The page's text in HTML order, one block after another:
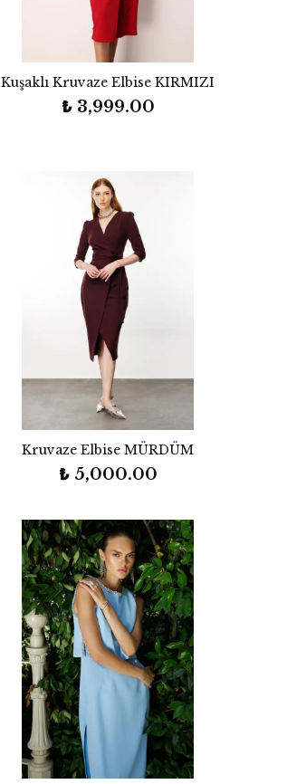
Kuşaklı Kruvaze Elbise KIRMIZI
₺ 3,999.00
Kruvaze Elbise MÜRDÜM
₺ 5,000.00